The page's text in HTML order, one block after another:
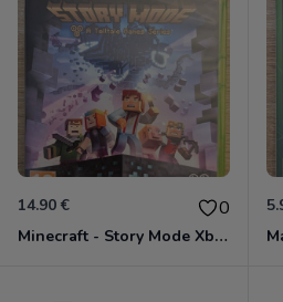
14.90 € 0
Minecraft - Story Mode Xbox 360